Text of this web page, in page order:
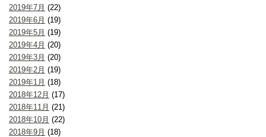
2019年7月 (22)
2019年6月 (19)
2019年5月 (19)
2019年4月 (20)
2019年3月 (20)
2019年2月 (19)
2019年1月 (18)
2018年12月 (17)
2018年11月 (21)
2018年10月 (22)
2018年9月 (18)